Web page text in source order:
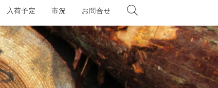
入荷予定 市況 お問合せ